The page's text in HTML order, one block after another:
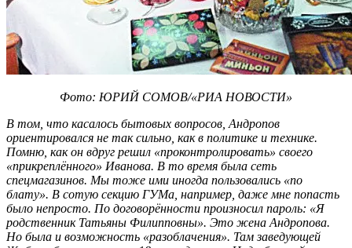
Фото: ЮРИЙ СОМОВ/«РИА НОВОСТИ»
В том, что касалось бытовых вопросов, Андропов
ориентировался не так сильно, как в политике и технике.
Помню, как он вдруг решил «проконтролировать» своего
«прикреплённого» Иванова. В то время была сеть
спецмагазинов. Мы тоже ими иногда пользовались «по
блату». В сотую секцию ГУМа, например, даже мне попасть
было непросто. По договорённости произносил пароль: «Я
родственник Татьяны Филипповны». Это жена Андропова.
Но была и возможность «разоблачения». Там заведующей